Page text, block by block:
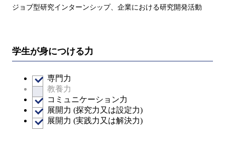
ジョブ型研究インターンシップ、企業における研究開発活動
学生が身につける力
専門力
教養力
コミュニケーション力
展開力 (探究力又は設定力)
展開力 (実践力又は解決力)